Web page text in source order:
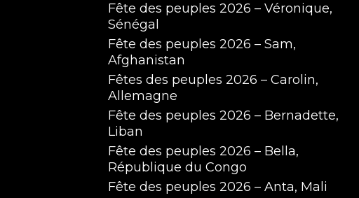
Fête des peuples 2026 – Véronique,
Sénégal
Fête des peuples 2026 – Sam,
Afghanistan
Fêtes des peuples 2026 – Carolin,
Allemagne
Fête des peuples 2026 – Bernadette,
Liban
Fête des peuples 2026 – Bella,
République du Congo
Fête des peuples 2026 – Anta, Mali